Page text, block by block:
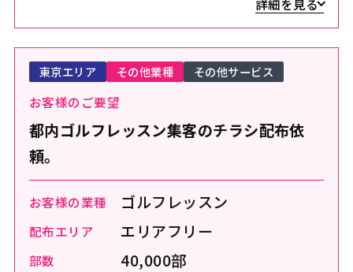
詳細を見る
お客様のご要望
都内ゴルフレッスン集客のチラシ配布依
頼。
お客様の業種 ゴルフレッスン
配布エリア エリアフリー
部数 40,000部
東京エリア その他業種 その他サービス